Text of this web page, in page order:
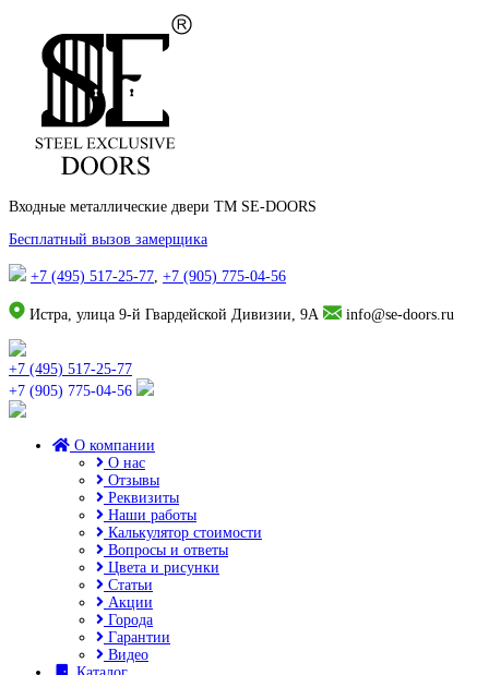
Входные металлические двери TM SE-DOORS
Бесплатный вызов замерщика
+7 (495) 517-25-77, +7 (905) 775-04-56
Истра, улица 9-й Гвардейской Дивизии, 9А info@se-doors.ru
+7 (495) 517-25-77
+7 (905) 775-04-56
О компании
О нас
Отзывы
Реквизиты
Наши работы
Калькулятор стоимости
Вопросы и ответы
Цвета и рисунки
Статьи
Акции
Города
Гарантии
Видео